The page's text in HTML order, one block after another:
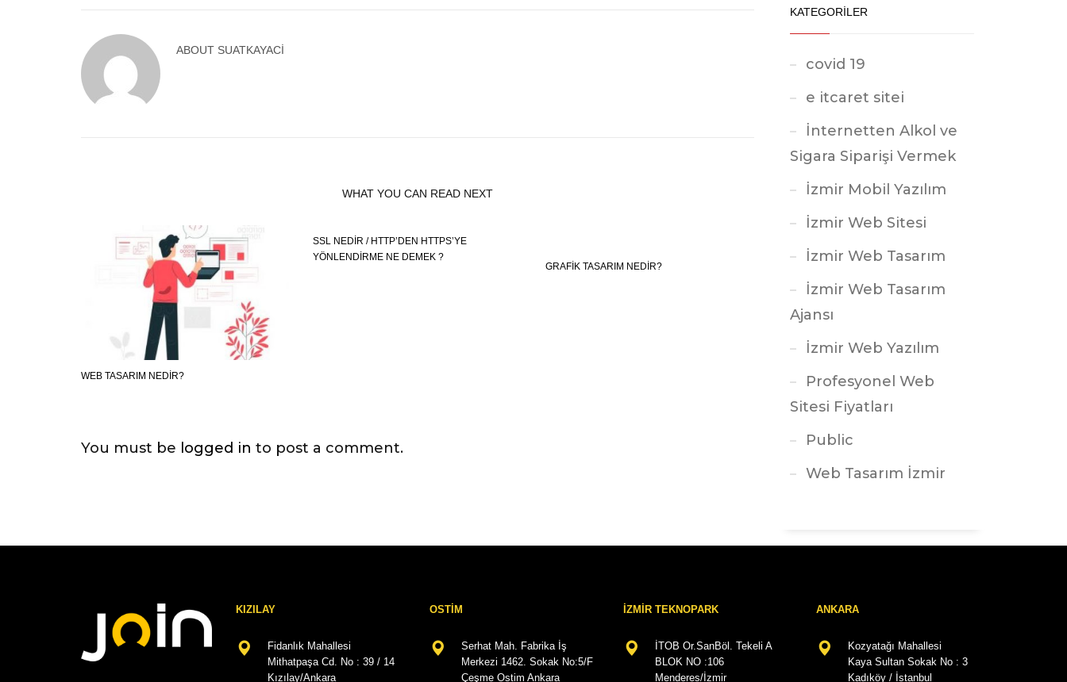
ABOUT SUATKAYACI
WHAT YOU CAN READ NEXT
WEB TASARIM NEDIR?
SSL NEDIR / HTTP’DEN HTTPS’YE
YÖNLENDIRME NE DEMEK ?
GRAFIK TASARIM NEDIR?
You must be logged in to post a comment.
KATEGORİLER
covid 19
e itcaret sitei
İnternetten Alkol ve
Sigara Siparişi Vermek
İzmir Mobil Yazılım
İzmir Web Sitesi
İzmir Web Tasarım
İzmir Web Tasarım
Ajansı
İzmir Web Yazılım
Profesyonel Web
Sitesi Fiyatları
Public
Web Tasarım İzmir
KIZILAY
Fidanlık Mahallesi
Mithatpaşa Cd. No : 39 / 14
Kızılay/Ankara
OSTİM
Serhat Mah. Fabrika İş
Merkezi 1462. Sokak No:5/F
Çeşme Ostim Ankara
İZMİR TEKNOPARK
İTOB Or.SanBöl. Tekeli A
BLOK NO :106
Menderes/İzmir
ANKARA
Kozyatağı Mahallesi
Kaya Sultan Sokak No : 3
Kadıköy / İstanbul